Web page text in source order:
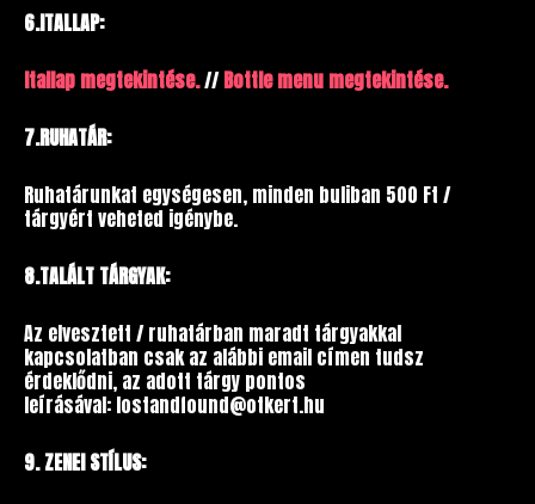
6.ITALLAP:
Itallap megtekintése.//Bottle menu megtekintése.
7.RUHATÁR:
Ruhatárunkat egységesen, minden buliban 500 Ft /
tárgyért veheted igénybe.
8.TALÁLT TÁRGYAK:
Az elvesztett / ruhatárban maradt tárgyakkal
kapcsolatban csak az alábbi email címen tudsz
érdeklődni, az adott tárgy pontos
leírásával: lostandfound@otkert.hu
9. ZENEI STÍLUS: